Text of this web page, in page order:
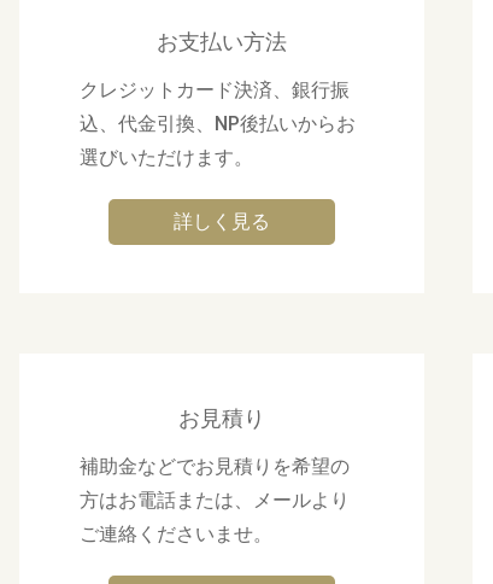
お支払い方法
クレジットカード決済、銀行振
込、代金引換、NP後払いからお
選びいただけます。
詳しく見る
お見積り
補助金などでお見積りを希望の
方はお電話または、メールより
ご連絡くださいませ。